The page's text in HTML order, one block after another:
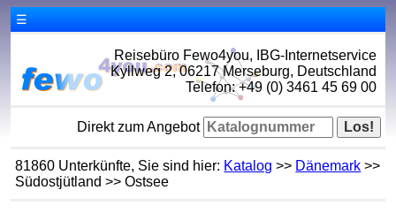
☰
Reisebüro Fewo4you, IBG-Internetservice
Kyllweg 2, 06217 Merseburg, Deutschland
Telefon: +49 (0) 3461 45 69 00
Direkt zum Angebot
81860 Unterkünfte, Sie sind hier: Katalog >> Dänemark >>
Südostjütland >> Ostsee